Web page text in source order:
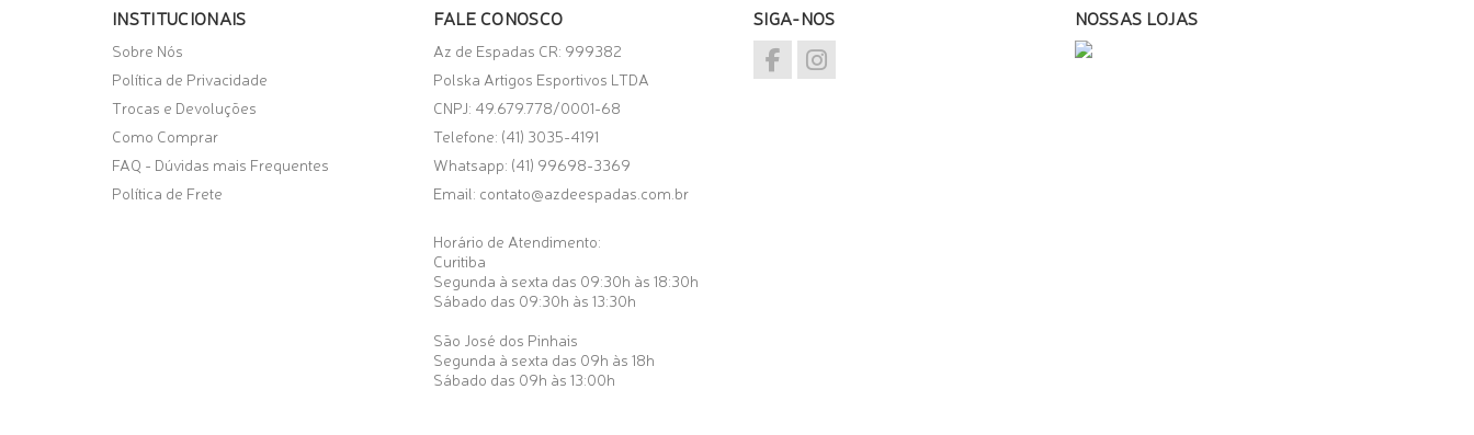
INSTITUCIONAIS
Sobre Nós
Política de Privacidade
Trocas e Devoluções
Como Comprar
FAQ - Dúvidas mais Frequentes
Política de Frete
FALE CONOSCO
Az de Espadas CR: 999382
Polska Artigos Esportivos LTDA
CNPJ: 49.679.778/0001-68
Telefone: (41) 3035-4191
Whatsapp: (41) 99698-3369
Email: contato@azdeespadas.com.br
Horário de Atendimento:
Curitiba
Segunda à sexta das 09:30h às 18:30h
Sábado das 09:30h às 13:30h
São José dos Pinhais
Segunda à sexta das 09h às 18h
Sábado das 09h às 13:00h
SIGA-NOS NOSSAS LOJAS